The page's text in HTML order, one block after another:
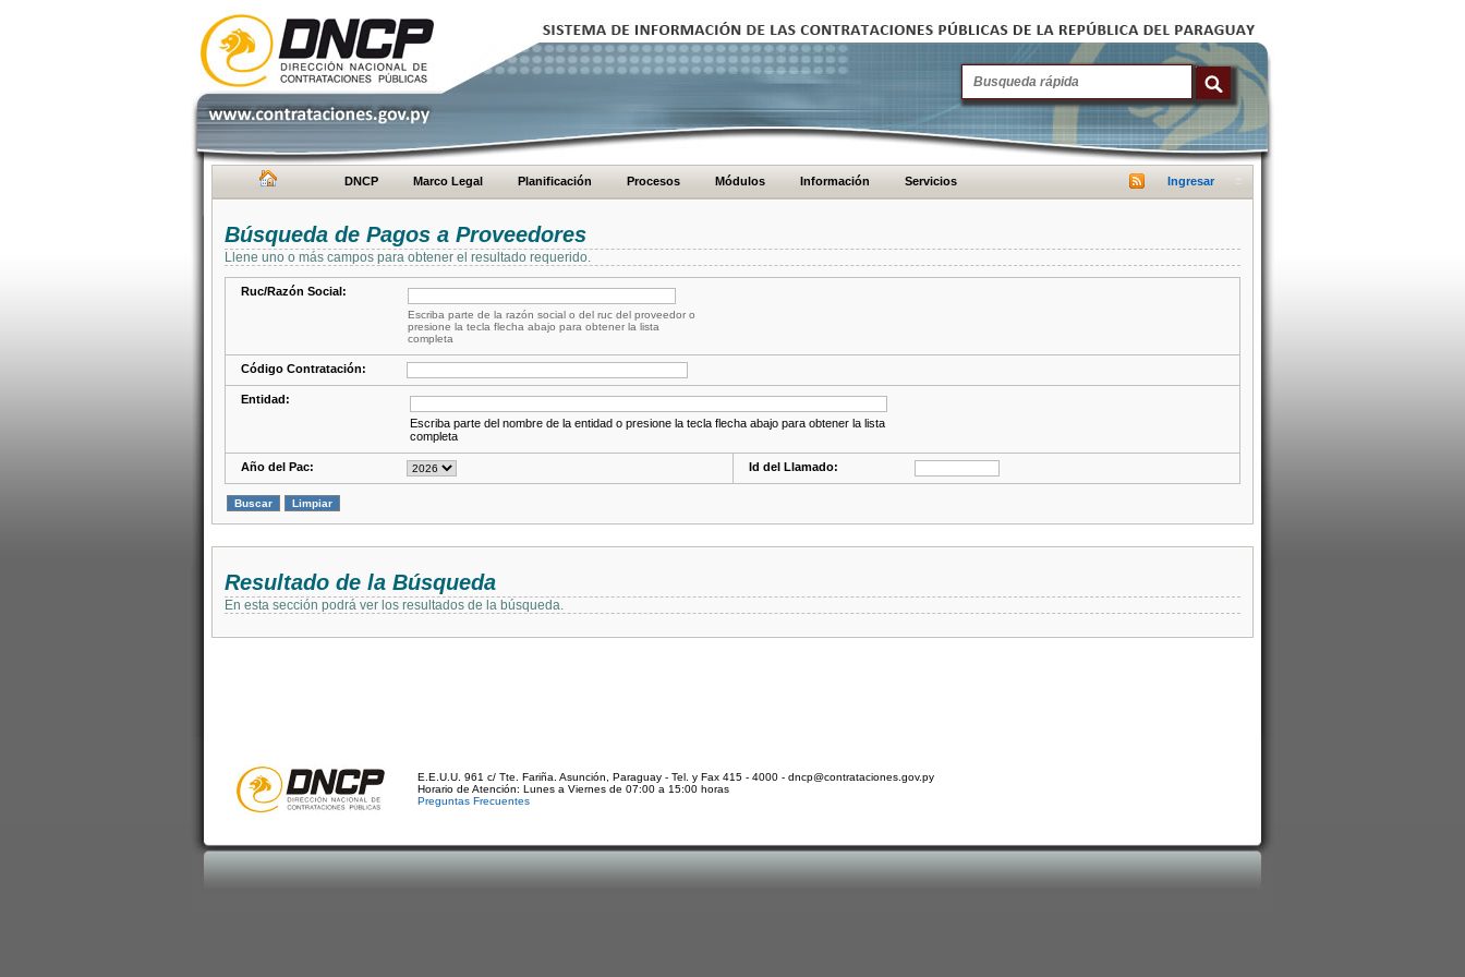
DNCP Marco Legal Planificación Procesos Módulos Información Servicios Ingresar
Búsqueda de Pagos a Proveedores
Llene uno o más campos para obtener el resultado requerido.
Ruc/Razón Social:
Escriba parte de la razón social o del ruc del proveedor o
presione la tecla flecha abajo para obtener la lista
completa
Código Contratación:
Entidad:
Escriba parte del nombre de la entidad o presione la tecla flecha abajo para obtener la lista
completa
Año del Pac: Id del Llamado:
Resultado de la Búsqueda
En esta sección podrá ver los resultados de la búsqueda.
E.E.U.U. 961 c/ Tte. Fariña. Asunción, Paraguay - Tel. y Fax 415 - 4000 - dncp@contrataciones.gov.py
Horario de Atención: Lunes a Viernes de 07:00 a 15:00 horas
Preguntas Frecuentes